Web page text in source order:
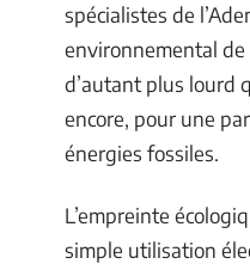
spécialistes de
environnemental
d’autant plus lourd
encore, pour une
énergies fossiles.
L’empreinte
simple utilisation